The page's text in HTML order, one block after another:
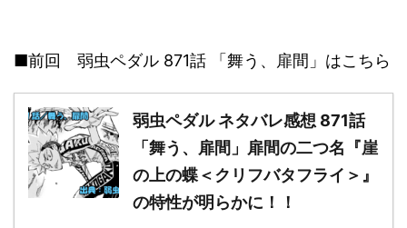
■前回 弱虫ペダル 871話 「舞う、扉間」はこちら
弱虫ペダル ネタバレ感想 871話
「舞う、扉間」扉間の二つ名『崖
の上の蝶＜クリフバタフライ＞』
の特性が明らかに！！